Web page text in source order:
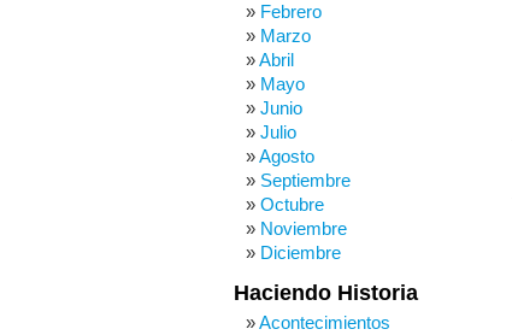
Febrero
Marzo
Abril
Mayo
Junio
Julio
Agosto
Septiembre
Octubre
Noviembre
Diciembre
Haciendo Historia
Acontecimientos